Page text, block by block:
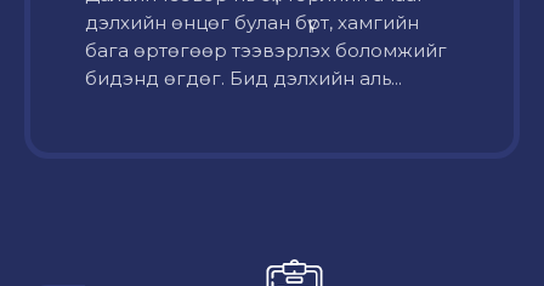
дэлхийн өнцөг булан бүрт, хамгийн
бага өртөгөөр тээвэрлэх боломжийг
бидэнд өгдөг. Бид дэлхийн аль...